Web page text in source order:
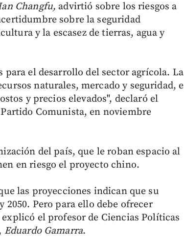
Changfu, advirtió sobre los riesgos a
sobre la seguridad
y la escasez de tierras, agua y
para el desarrollo del sector agrícola. La
naturales, mercado y seguridad, e
y precios elevados", declaró el
Comunista, en noviembre
del país, que le roban espacio al
en riesgo el proyecto chino.
las proyecciones indican que su
2050. Pero para ello debe ofrecer
el profesor de Ciencias Políticas
Eduardo Gamarra.